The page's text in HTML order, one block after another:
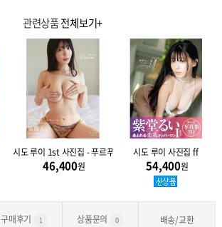
관련상품전체보기+
시도 루이 1st 사진집 - 푸르푸라 Purpura
46,400원
시도 루이 사진집 ff
54,400원
구매후기 1 상품문의 0 배송/교환